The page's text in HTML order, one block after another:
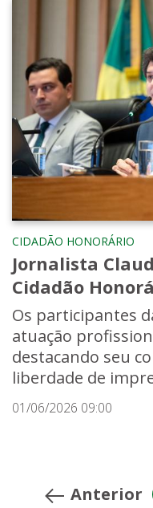
CIDADÃO HONORÁRIO
Jornalista
Cidadão
Os participantes
atuação
destacando seu
liberdade de
01/06/2026 09:00
Anterior